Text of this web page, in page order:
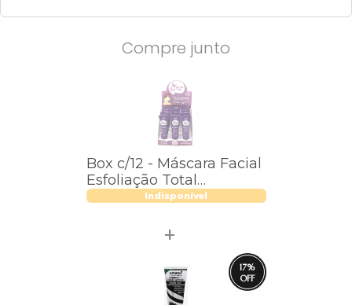
Compre junto
Box c/12 - Máscara Facial
Esfoliação Total
#SuperPoderes - MFSP01
Indisponível
17%